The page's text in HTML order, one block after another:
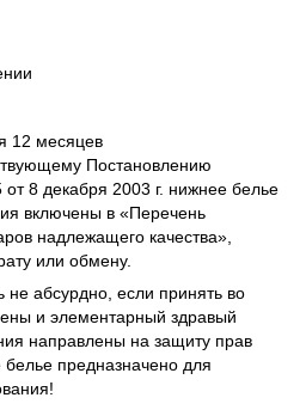
12 месяцев
Постановлению
8 декабря 2003 г. нижнее белье
включены в «Перечень
надлежащего качества»,
или обмену.
абсурдно, если принять во
и элементарный здравый
направлены на защиту прав
предназначено для